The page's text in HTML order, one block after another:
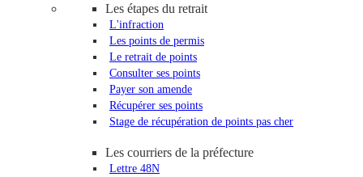
Les étapes du retrait
L'infraction
Les points de permis
Le retrait de points
Consulter ses points
Payer son amende
Récupérer ses points
Stage de récupération de points pas cher
Les courriers de la préfecture
Lettre 48N